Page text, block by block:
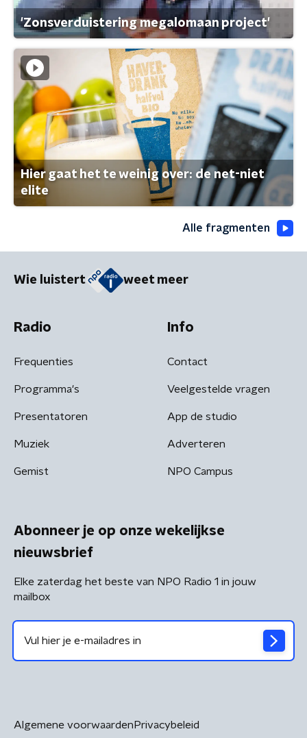
'Zonsverduistering megalomaan project'
Hier gaat het te weinig over: de net-niet
elite
Alle fragmenten
Wie luistert weet meer
Radio
Frequenties
Programma's
Presentatoren
Muziek
Gemist
Info
Contact
Veelgestelde vragen
App de studio
Adverteren
NPO Campus
Abonneer je op onze wekelijkse
nieuwsbrief
Elke zaterdag het beste van NPO Radio 1 in jouw
mailbox
Algemene voorwaarden Privacybeleid